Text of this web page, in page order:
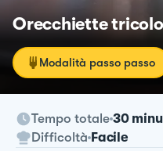
Orecchiette
Modalità passo passo
Tempo totale 30
Difficoltà Facile